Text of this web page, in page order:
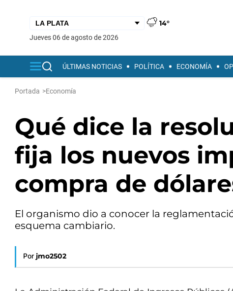
14°
jueves 06 de agosto de 2026
ÚLTIMAS NOTICIAS POLÍTICA ECONOMÍA
Portada >Economía
Qué dice la
fija los nuevos
compra de
El organismo dio a conocer la
esquema cambiario.
Por jmo2502